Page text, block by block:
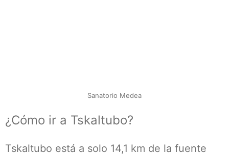
Sanatorio Medea
¿Cómo ir a Tskaltubo?
Tskaltubo está a solo 14,1 km de la fuente